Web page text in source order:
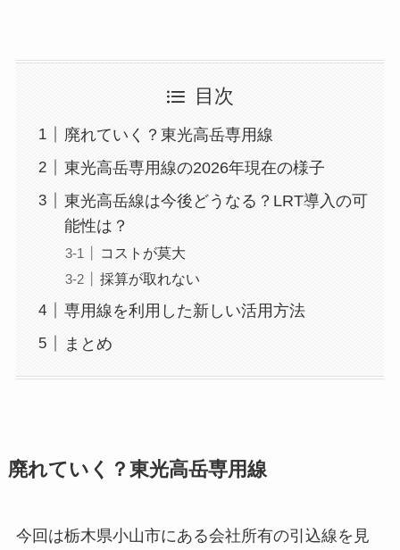
目次
廃れていく？東光高岳専用線
東光高岳専用線の2026年現在の様子
東光高岳線は今後どうなる？LRT導入の可
能性は？
コストが莫大
採算が取れない
専用線を利用した新しい活用方法
まとめ
廃れていく？東光高岳専用線
今回は栃木県小山市にある会社所有の引込線を見